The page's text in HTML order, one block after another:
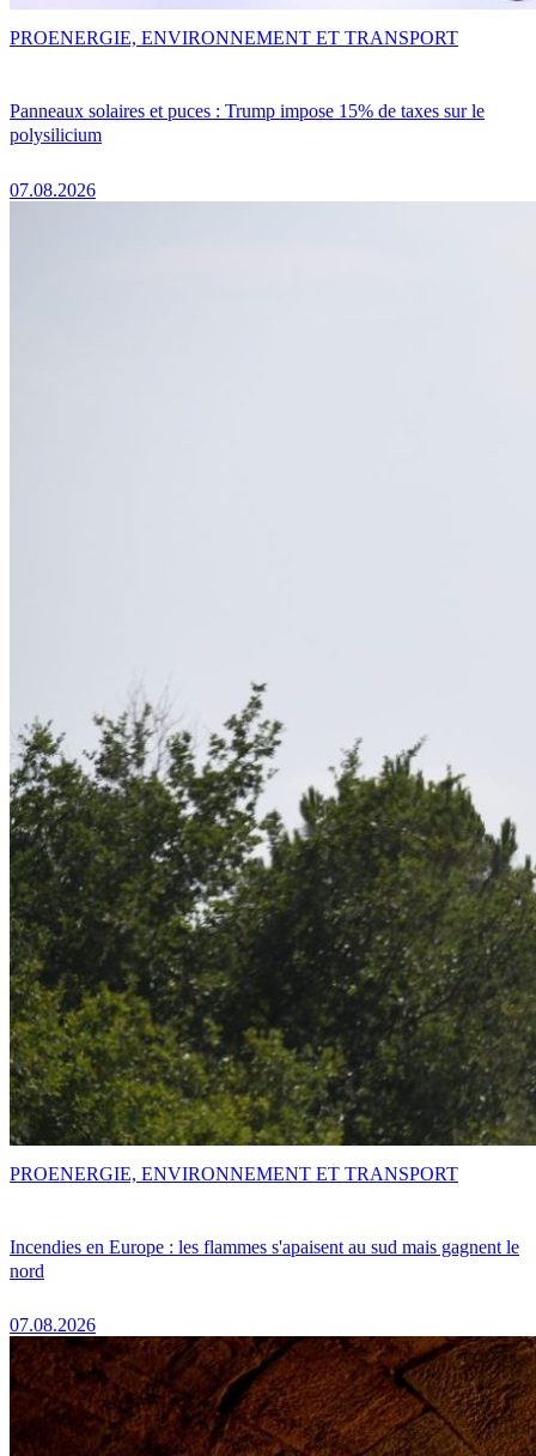
Panneaux solaires et puces : Trump impose 15% de taxes sur le
polysilicium
07.08.2026
PROENERGIE, ENVIRONNEMENT ET TRANSPORT
Incendies en Europe : les flammes s'apaisent au sud mais gagnent le
nord
07.08.2026
PROENERGIE, ENVIRONNEMENT ET TRANSPORT